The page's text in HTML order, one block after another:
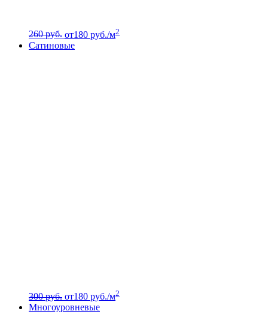
260 руб. от180 руб./м2
Сатиновые
300 руб. от180 руб./м2
Многоуровневые